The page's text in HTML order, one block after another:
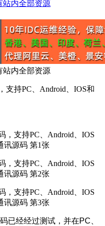
支持PC、Android、IOS和
已经经过测试，并在PC、